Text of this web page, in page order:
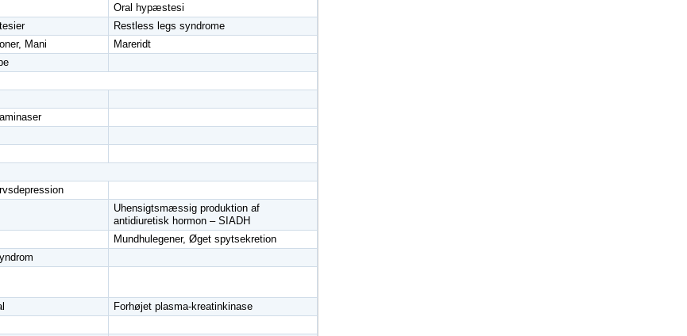
Oral hypæstesi
Restless legs syndrome
Mani
Mareridt
Uhensigtsmæssig produktion af
antidiuretisk hormon – SIADH
Mundhulegener, Øget spytsekretion
Forhøjet plasma-kreatinkinase